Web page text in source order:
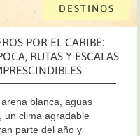
DESTINOS
POR EL CARIBE:
RUTAS Y ESCALAS
blanca, aguas
un clima agradable
parte del año y